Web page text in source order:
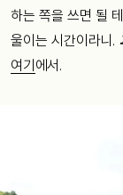
하는 쪽을 쓰면 될
울이는 시간이라니.
여기에서.